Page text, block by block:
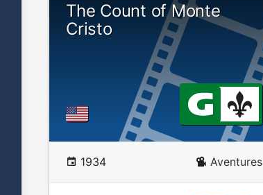
The Count of Monte
Cristo
1934 Aventures